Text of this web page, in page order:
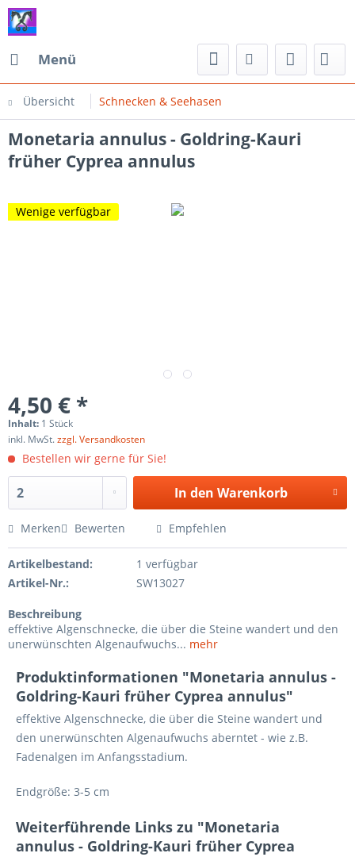
Menü
Übersicht Schnecken & Seehasen
Monetaria annulus - Goldring-Kauri
früher Cyprea annulus
Wenige verfügbar
4,50 € *
Inhalt: 1 Stück
inkl. MwSt.zzgl. Versandkosten
Bestellen wir gerne für Sie!
In den Warenkorb
Merken Bewerten Empfehlen
Artikelbestand:
1 verfügbar
Artikel-Nr.:
SW13027
Beschreibung
effektive Algenschnecke, die über die Steine wandert und den
unerwünschten Algenaufwuchs... mehr
Produktinformationen "Monetaria annulus -
Goldring-Kauri früher Cyprea annulus"
effektive Algenschnecke, die über die Steine wandert und
den unerwünschten Algenaufwuchs aberntet - wie z.B.
Fadenalgen im Anfangsstadium.
Endgröße: 3-5 cm
Weiterführende Links zu "Monetaria
annulus - Goldring-Kauri früher Cyprea